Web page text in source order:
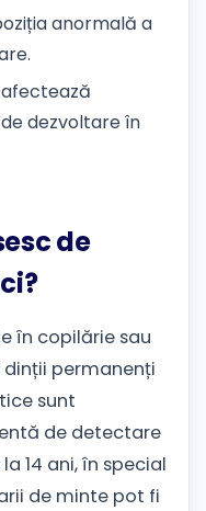
anormală a
dezvoltare în
de
în copilărie sau
permanenți
sunt
de detectare
14 ani, în special
de minte pot fi